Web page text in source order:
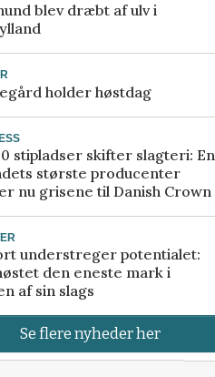
blev dræbt af ulv i
holder høstdag
stipladser skifter slagteri: En
største producenter
nu grisene til Danish Crown
understreger potentialet:
den eneste mark i
af sin slags
Se flere nyheder her